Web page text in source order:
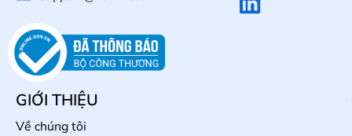
GIỚI THIỆU
Về chúng tôi